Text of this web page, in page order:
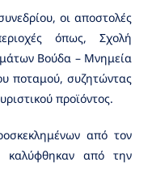
οι αποστολές
όπως, Σχολή
Βούδα – Μνημεία
ποταμού, συζητώντας
προϊόντος.
από τον
καλύφθηκαν από την